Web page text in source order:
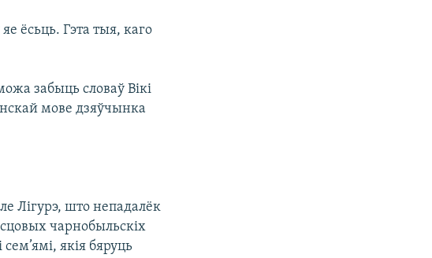
ёсьць. Гэта тыя, каго
забыць словаў Вікі
мове дзяўчынка
Лігурэ, што непадалёк
чарнобыльскіх
якія бяруць